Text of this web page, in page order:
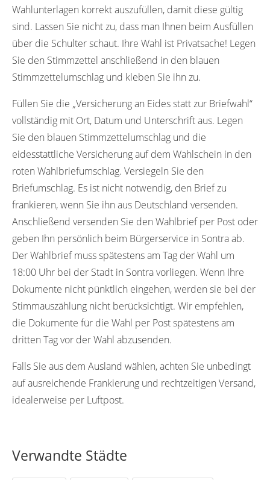
Wahlunterlagen korrekt auszufüllen, damit diese gültig
sind. Lassen Sie nicht zu, dass man Ihnen beim Ausfüllen
über die Schulter schaut. Ihre Wahl ist Privatsache! Legen
Sie den Stimmzettel anschließend in den blauen
Stimmzettelumschlag und kleben Sie ihn zu.
Füllen Sie die „Versicherung an Eides statt zur Briefwahl“
vollständig mit Ort, Datum und Unterschrift aus. Legen
Sie den blauen Stimmzettelumschlag und die
eidesstattliche Versicherung auf dem Wahlschein in den
roten Wahlbriefumschlag. Versiegeln Sie den
Briefumschlag. Es ist nicht notwendig, den Brief zu
frankieren, wenn Sie ihn aus Deutschland versenden.
Anschließend versenden Sie den Wahlbrief per Post oder
geben Ihn persönlich beim Bürgerservice in Sontra ab.
Der Wahlbrief muss spätestens am Tag der Wahl um
18:00 Uhr bei der Stadt in Sontra vorliegen. Wenn Ihre
Dokumente nicht pünktlich eingehen, werden sie bei der
Stimmauszählung nicht berücksichtigt. Wir empfehlen,
die Dokumente für die Wahl per Post spätestens am
dritten Tag vor der Wahl abzusenden.
Falls Sie aus dem Ausland wählen, achten Sie unbedingt
auf ausreichende Frankierung und rechtzeitigen Versand,
idealerweise per Luftpost.
Verwandte Städte